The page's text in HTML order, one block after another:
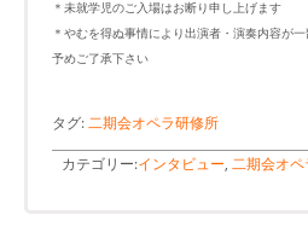
＊未就学児のご入場はお断り申し上げます
＊やむを得ぬ事情により出演者・演奏内容が
予めご了承下さい
タグ:二期会オペラ研修所
カテゴリー:インタビュー, 二期会オ